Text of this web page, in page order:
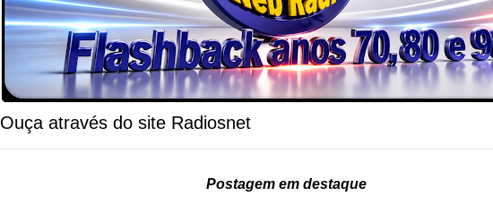
Ouça através do site Radiosnet
Postagem em destaque